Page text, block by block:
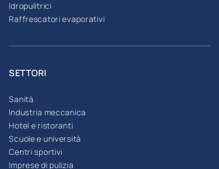
Idropulitrici
Raffrescatori evaporativi
SETTORI
Sanità
Industria meccanica
Hotel e ristoranti
Scuole e università
Centri sportivi
Imprese di pulizia